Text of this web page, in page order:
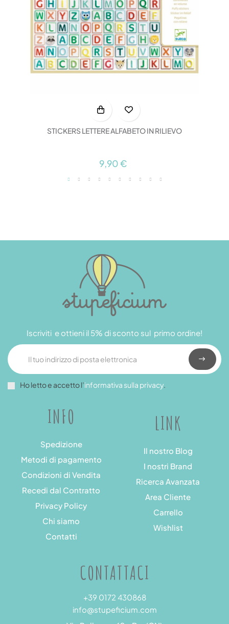
STICKERS LETTERE ALFABETO IN RILIEVO
9,90 €
INFO
Spedizione
Metodi di pagamento
Condizioni di Vendita
Recedi dal Contratto
Privacy Policy
Chi siamo
Contatti
LINK
Il nostro Blog
I nostri Brand
Ricerca Avanzata
Area Cliente
Carrello
Wishlist
Iscriviti e ottieni il 5% di sconto sul primo ordine!
Ho letto e accetto l’informativa sulla privacy.
CONTATTACI
+39 0172 430868
info@stupeficium.com